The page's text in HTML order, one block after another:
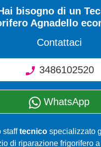
bisogno di un
Agnadello
Contattaci
3486102520
WhatsApp
stafftecnico specializzato
di riparazione frigorifero